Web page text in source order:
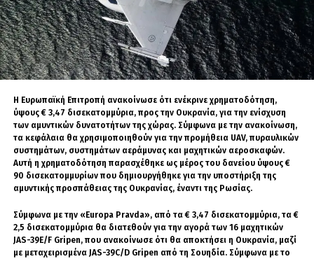
γεγονός ότι ο πρόεδρος ενήργησε εντελώς μόνος του σε αυτή την
υπόθεση», κατέληξε.
kathimerini.gr
Η Ευρωπαϊκή Επιτροπή ανακοίνωσε ότι ενέκρινε χρηματοδότηση,
ύψους € 3,47 δισεκατομμύρια, προς την Ουκρανία, για την ενίσχυση
των αμυντικών δυνατοτήτων της χώρας. Σύμφωνα με την ανακοίνωση,
τα κεφάλαια θα χρησιμοποιηθούν για την προμήθεια UAV, πυραυλικών
συστημάτων, συστημάτων αεράμυνας και μαχητικών αεροσκαφών.
Αυτή η χρηματοδότηση παρασχέθηκε ως μέρος του δανείου ύψους €
90 δισεκατομμυρίων που δημιουργήθηκε για την υποστήριξη της
αμυντικής προσπάθειας της Ουκρανίας, έναντι της Ρωσίας.
Σύμφωνα με την «Europa Pravda», από τα € 3,47 δισεκατομμύρια, τα €
2,5 δισεκατομμύρια θα διατεθούν για την αγορά των 16 μαχητικών
JAS-39E/F Gripen, που ανακοίνωσε ότι θα αποκτήσει η Ουκρανία, μαζί
με μεταχειρισμένα JAS-39C/D Gripen από τη Σουηδία. Σύμφωνα με το